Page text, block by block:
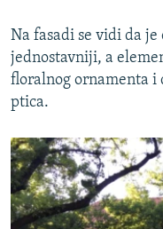
Na fasadi se vidi da
jednostavniji, a
floralnog ornamenta
ptica.